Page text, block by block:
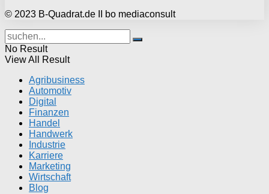
© 2023 B-Quadrat.de II bo mediaconsult
No Result
View All Result
Agribusiness
Automotiv
Digital
Finanzen
Handel
Handwerk
Industrie
Karriere
Marketing
Wirtschaft
Blog